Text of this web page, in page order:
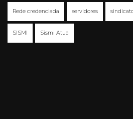
Rede credenciada servidores
SISMI Sismi Atua